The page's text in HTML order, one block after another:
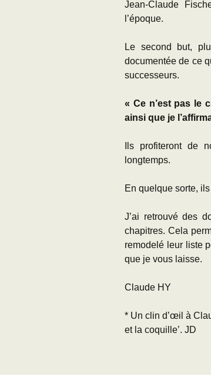
Jean-Claude
l’époque.
Le second but,
documentée de ce
successeurs.
« Ce n’est pas le
ainsi que je
Ils profiteront de
longtemps.
En quelque sorte,
J’ai retrouvé des
chapitres. Cela
remodelé leur liste
que je vous laisse.
Claude HY
* Un clin d’œil à
et la coquille’. JD